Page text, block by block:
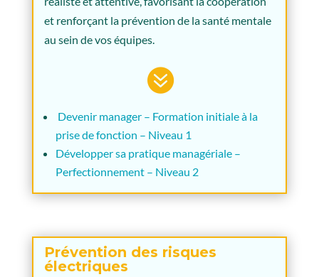
et renforçant la prévention de la santé mentale
au sein de vos équipes.

Devenir manager – Formation initiale à la
prise de fonction – Niveau 1
Développer sa pratique managériale –
Perfectionnement – Niveau 2
Prévention des risques
électriques